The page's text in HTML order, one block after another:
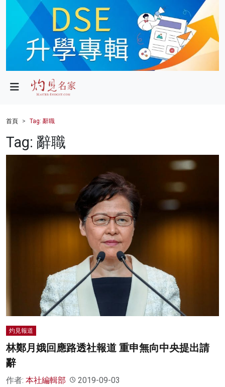
政局
財經
健康
關於我們
首頁 Tag: 辭職
Tag: 辭職
灼見報道
林鄭月娥回應路透社報道 重申無向中央提出請
辭
作者: 本社編輯部 2019-09-03